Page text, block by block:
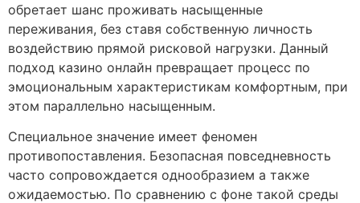
обретает шанс проживать насыщенные
переживания, без ставя собственную личность
воздействию прямой рисковой нагрузки. Данный
подход казино онлайн превращает процесс по
эмоциональным характеристикам комфортным, при
этом параллельно насыщенным.
Специальное значение имеет феномен
противопоставления. Безопасная повседневность
часто сопровождается однообразием а также
ожидаемостью. По сравнению с фоне такой среды